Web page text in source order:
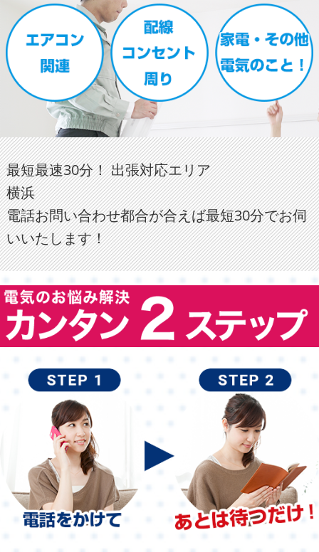
最短最速30分！ 出張対応エリア
横浜
電話お問い合わせ都合が合えば最短30分でお伺
いいたします！